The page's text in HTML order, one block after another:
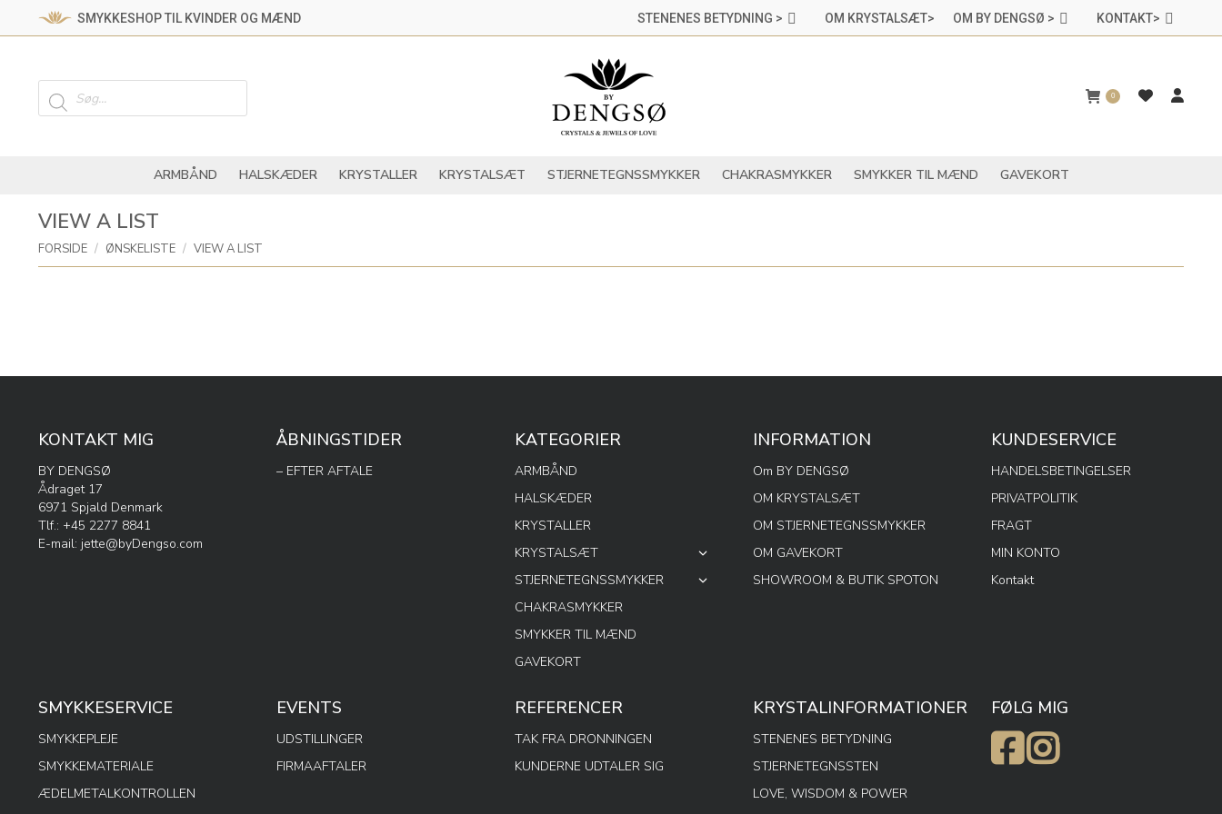
SMYKKESHOP TIL KVINDER OG MÆND STENENES BETYDNING > OM KRYSTALSÆT> OM BY DENGSØ > KONTAKT>
search
0
ARMBÅND HALSKÆDER KRYSTALLER KRYSTALSÆT STJERNETEGNSSMYKKER CHAKRASMYKKER SMYKKER TIL MÆND GAVEKORT
VIEW A LIST
You are here:
FORSIDE ØNSKELISTE VIEW A LIST
KONTAKT MIG
BY DENGSØ
Ådraget 17
6971 Spjald Denmark
Tlf.: +45 2277 8841
E-mail: jette@byDengso.com
ÅBNINGSTIDER
– EFTER AFTALE
KATEGORIER
ARMBÅND
HALSKÆDER
KRYSTALLER
KRYSTALSÆT
STJERNETEGNSSMYKKER
CHAKRASMYKKER
SMYKKER TIL MÆND
GAVEKORT
INFORMATION
Om BY DENGSØ
OM KRYSTALSÆT
OM STJERNETEGNSSMYKKER
OM GAVEKORT
SHOWROOM & BUTIK SPOTON
KUNDESERVICE
HANDELSBETINGELSER
PRIVATPOLITIK
FRAGT
MIN KONTO
Kontakt
SMYKKESERVICE
SMYKKEPLEJE
SMYKKEMATERIALE
ÆDELMETALKONTROLLEN
EVENTS
UDSTILLINGER
FIRMAAFTALER
REFERENCER
TAK FRA DRONNINGEN
KUNDERNE UDTALER SIG
KRYSTALINFORMATIONER
STENENES BETYDNING
STJERNETEGNSSTEN
LOVE, WISDOM & POWER
FØLG MIG